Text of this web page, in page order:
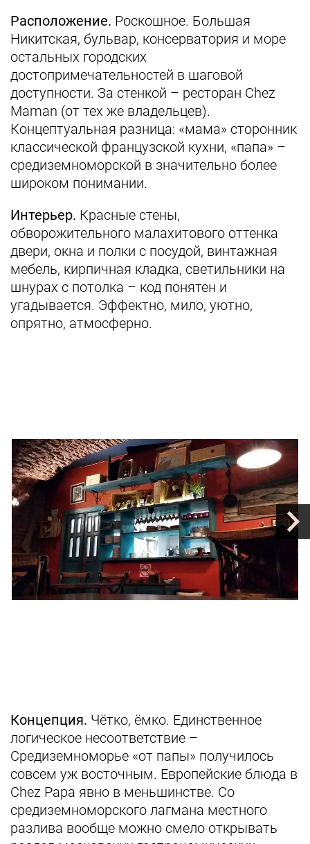
Расположение. Роскошное. Большая
Никитская, бульвар, консерватория и море
остальных городских
достопримечательностей в шаговой
доступности. За стенкой – ресторан Chez
Maman (от тех же владельцев).
Концептуальная разница: «мама» сторонник
классической французской кухни, «папа» –
средиземноморской в значительно более
широком понимании.
Интерьер. Красные стены,
обворожительного малахитового оттенка
двери, окна и полки с посудой, винтажная
мебель, кирпичная кладка, светильники на
шнурах с потолка – код понятен и
угадывается. Эффектно, мило, уютно,
опрятно, атмосферно.
Концепция. Чётко, ёмко. Единственное
логическое несоответствие –
Средиземноморье «от папы» получилось
совсем уж восточным. Европейские блюда в
Chez Papa явно в меньшинстве. Со
средиземноморского лагмана местного
разлива вообще можно смело открывать